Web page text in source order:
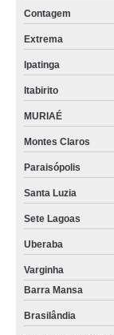
estufa de
estufa para secagem
estufa de
estufa para secagem
onde encontrar
estufa laboratório
estufa de secagem
estufa para
estufa de laboratório
onde encontrar
estufa secagem
Contagem
Extrema
Ipatinga
Itabirito
MURIAÉ
Montes Claros
Paraisópolis
Santa Luzia
Sete Lagoas
Uberaba
Varginha
Barra Mansa
Brasilândia